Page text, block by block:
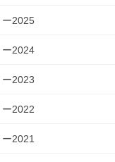
ー2025
ー2024
2023
2022
2021